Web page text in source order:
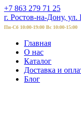
+7 863 279 71 25
г. Ростов-на-Дону, ул.
Пн-Сб 10:00-19:00 Вс 10:00-15:00
Главная
О нас
Каталог
Доставка и
Блог